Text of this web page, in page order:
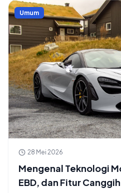
Umum
28 Mei 2026
Mengenal Teknologi
EBD, dan Fitur